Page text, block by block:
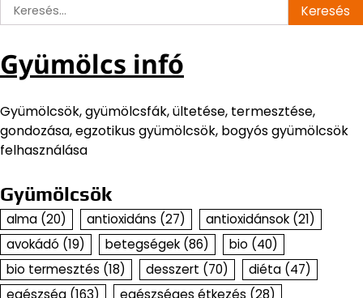
Keresés:
Gyümölcs infó
Gyümölcsök, gyümölcsfák, ültetése, termesztése,
gondozása, egzotikus gyümölcsök, bogyós gyümölcsök
felhasználása
Gyümölcsök
alma (20) antioxidáns (27) antioxidánsok (21)
avokádó (19) betegségek (86) bio (40)
bio termesztés (18) desszert (70) diéta (47)
egészség (163) egészséges étkezés (28)